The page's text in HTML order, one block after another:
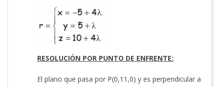
RESOLUCIÓN POR PUNTO DE ENFRENTE:
El plano que pasa por P(0,11,0) y es perpendicular a